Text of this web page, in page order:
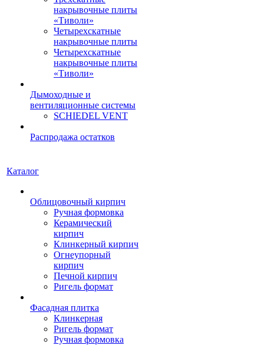
накрывочные плиты
«Тиволи»
Четырехскатные
накрывочные плиты
Четырехскатные
накрывочные плиты
«Тиволи»
Дымоходные и
вентиляционные системы
SCHIEDEL VENT
Распродажа остатков
Каталог
Облицовочный кирпич
Ручная формовка
Керамический
кирпич
Клинкерный кирпич
Огнеупорный
кирпич
Печной кирпич
Ригель формат
Фасадная плитка
Клинкерная
Ригель формат
Ручная формовка